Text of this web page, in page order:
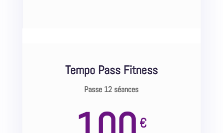
Tempo Pass Fitness
Passe 12 séances
€